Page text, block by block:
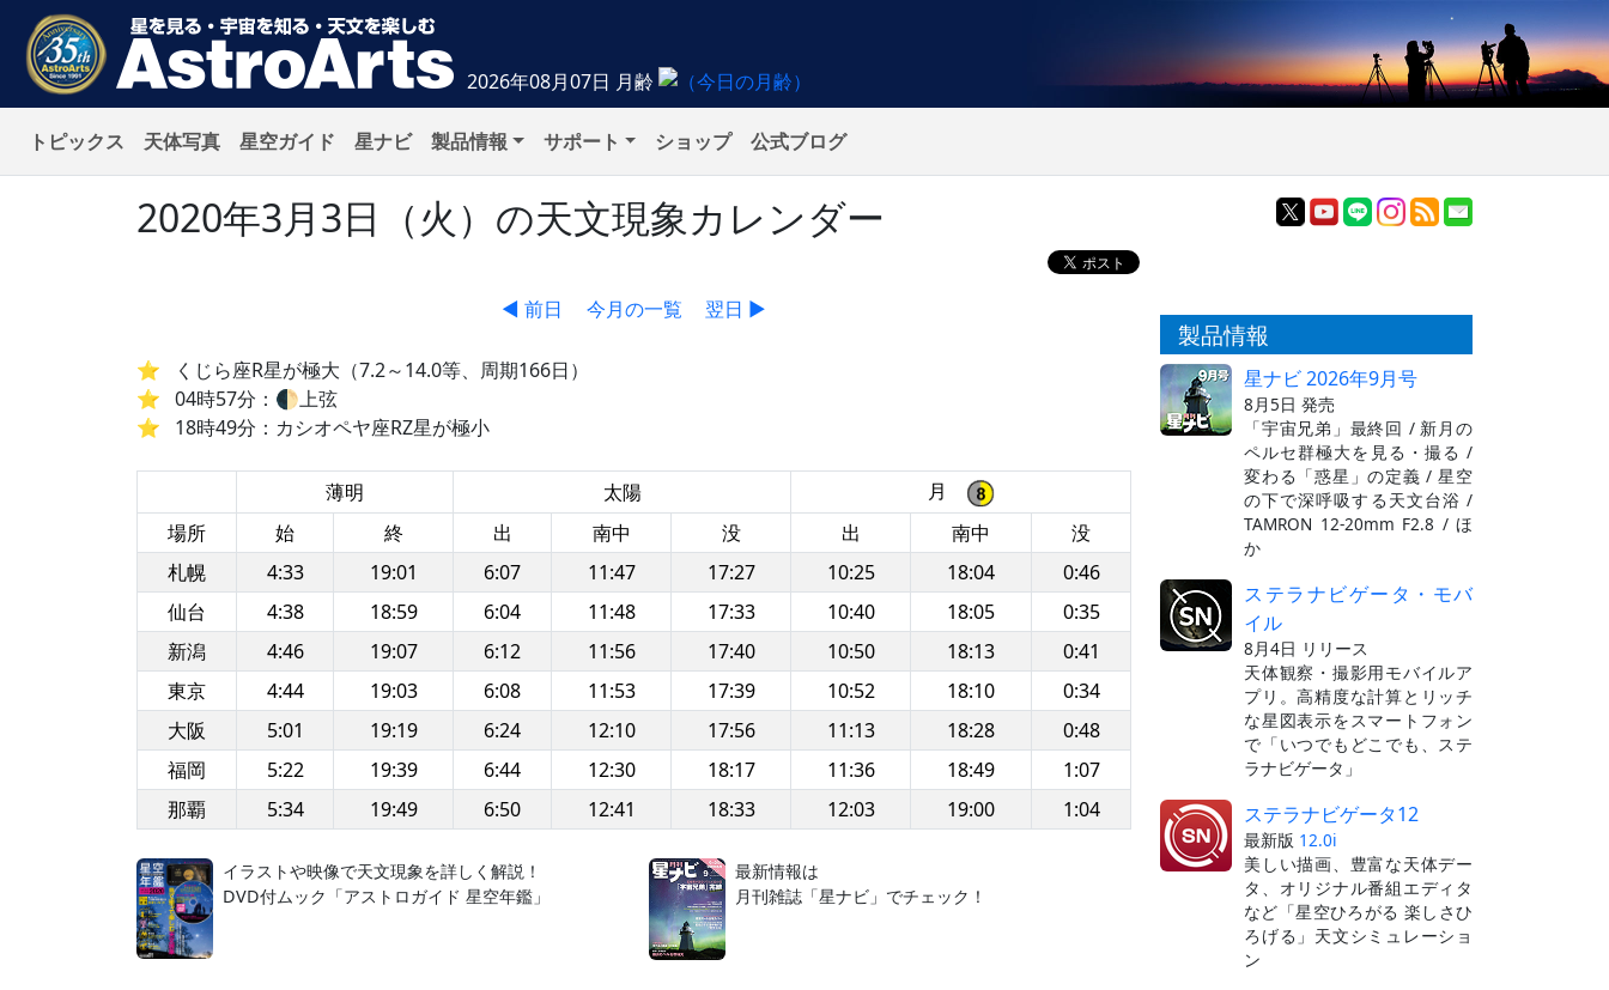
2026年08月07日 月齢
トピックス 天体写真 星空ガイド 星ナビ 製品情報 サポート ショップ 公式ブログ
2020年3月3日（火）の天文現象カレンダー
◀ 前日 今月の一覧 翌日 ▶
くじら座R星が極大（7.2～14.0等、周期166日）
04時57分：🌓上弦
18時49分：カシオペヤ座RZ星が極小
薄明 太陽
月
場所
始 終 出 南中 没 出 南中
没
札幌
4:33 19:01 6:07 11:47 17:27 10:25 18:04
0:46
仙台
4:38 18:59 6:04 11:48 17:33 10:40 18:05
0:35
新潟
4:46 19:07 6:12 11:56 17:40 10:50 18:13
0:41
東京
4:44 19:03 6:08 11:53 17:39 10:52 18:10
0:34
大阪
5:01 19:19 6:24 12:10 17:56 11:13 18:28
0:48
福岡
5:22 19:39 6:44 12:30 18:17 11:36 18:49
1:07
那覇
5:34 19:49 6:50 12:41 18:33 12:03 19:00 1:04
イラストや映像で天文現象を詳しく解説！
DVD付ムック「アストロガイド 星空年鑑」
最新情報は
月刊雑誌「星ナビ」でチェック！
製品情報
星ナビ 2026年9月号
8月5日 発売
「宇宙兄弟」最終回 / 新月の
ペルセ群極大を見る・撮る /
変わる「惑星」の定義 / 星空
の下で深呼吸する天文台浴 /
TAMRON 12-20mm F2.8 / ほ
か
ステラナビゲータ・モバ
イル
8月4日 リリース
天体観察・撮影用モバイルア
プリ。高精度な計算とリッチ
な星図表示をスマートフォン
で「いつでもどこでも、ステ
ラナビゲータ」
ステラナビゲータ12
最新版 12.0i
美しい描画、豊富な天体デー
タ、オリジナル番組エディタ
など「星空ひろがる 楽しさひ
ろげる」天文シミュレーショ
ン